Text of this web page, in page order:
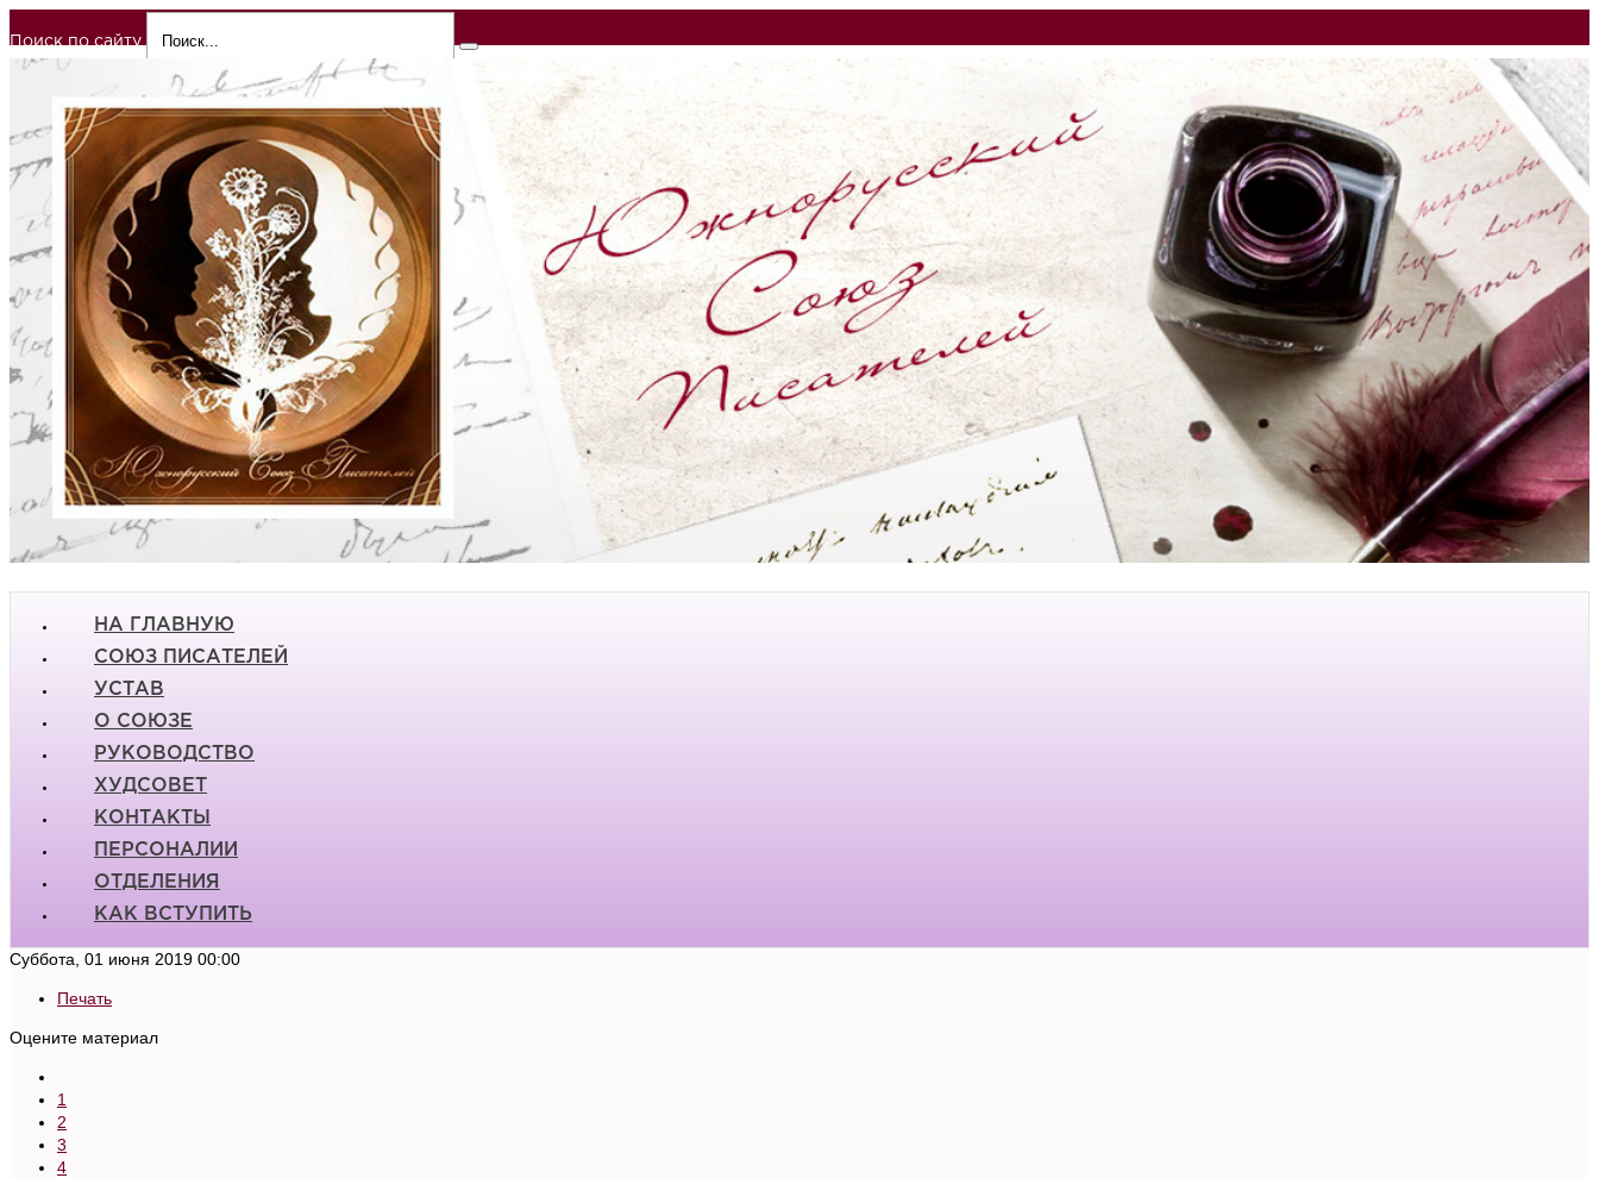
Поиск по сайту
НА ГЛАВНУЮ
СОЮЗ ПИСАТЕЛЕЙ
УСТАВ
О СОЮЗЕ
РУКОВОДСТВО
ХУДСОВЕТ
КОНТАКТЫ
ПЕРСОНАЛИИ
ОТДЕЛЕНИЯ
КАК ВСТУПИТЬ
Суббота, 01 июня 2019 00:00
Печать
Оцените материал
1
2
3
4